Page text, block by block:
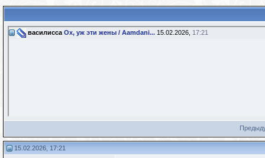
василисса Ох, уж эти жены / Aamdani... 15.02.2026, 17:21
15.02.2026, 17:21